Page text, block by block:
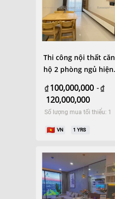
Thi công nội thất căn
hộ 2 phòng ngủ hiện
₫ 100,000,000 -₫
120,000,000
Số lượng mua tối thiểu: 1
VN 1 YRS